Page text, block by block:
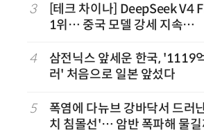
3
[테크 차이나] DeepSeek V4
1위… 중국 모델 강세 지속
순위)
4
삼전닉스 앞세운 한국, '1119
러' 처음으로 일본 앞섰다
5
폭염에 다뉴브 강바닥서 드러
치 침몰선'… 암반 폭파해 물길